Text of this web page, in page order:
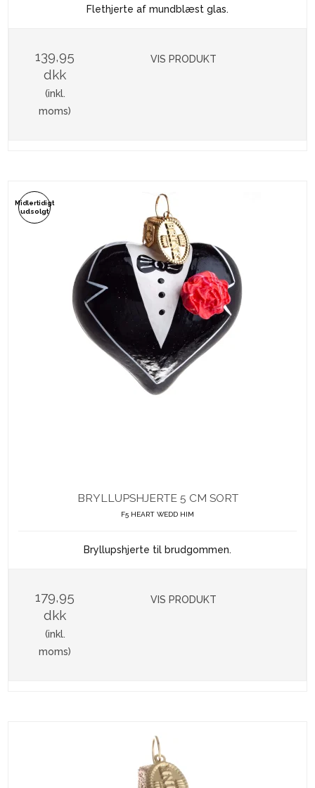
Flethjerte af mundblæst glas.
139,95
dkk
(inkl.
moms)
VIS PRODUKT
Midlertidigt
udsolgt
BRYLLUPSHJERTE 5 CM SORT
F5 HEART WEDD HIM
Bryllupshjerte til brudgommen.
179,95
dkk
(inkl.
moms)
VIS PRODUKT